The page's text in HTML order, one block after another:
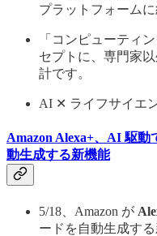
プラットフォームに
「コンピューティ
セプトに、専門家
計です。
AI ✕ ライフサイエ
Amazon Alexa+、AI 駆動
動生成する新機能
5/18、Amazon が
ードを自動生成す